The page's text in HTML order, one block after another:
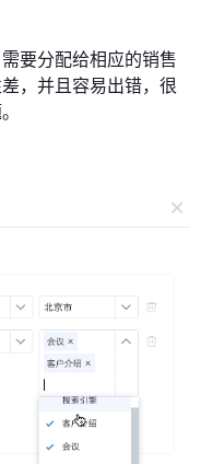
要分配给相应的销售
，并且容易出错，很